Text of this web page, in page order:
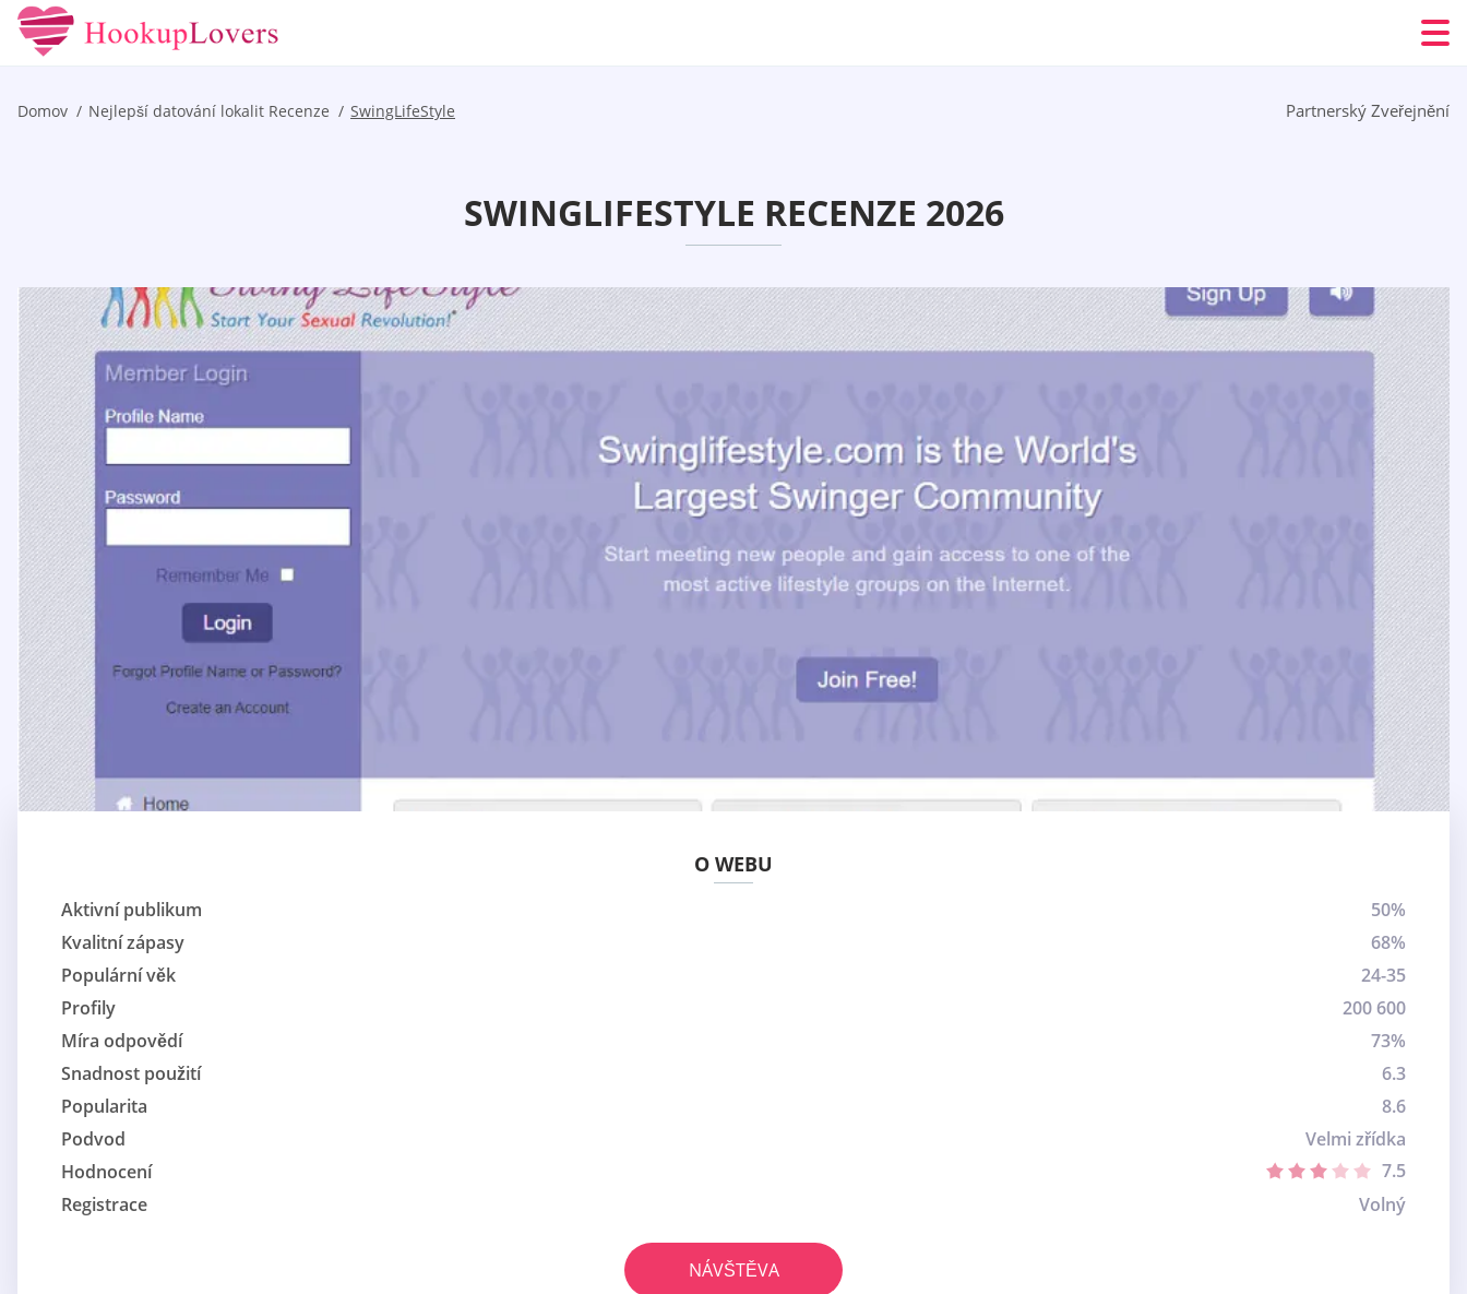
Domov Nejlepší datování lokalit Recenze SwingLifeStyle Partnerský Zveřejnění
SWINGLIFESTYLE RECENZE 2026
O WEBU
Aktivní publikum
50%
Kvalitní zápasy
68%
Populární věk
24-35
Profily
200 600
Míra odpovědí
73%
Snadnost použití
6.3
Popularita
8.6
Podvod
Velmi zřídka
Hodnocení
7.5
Registrace
Volný
NÁVŠTĚVA